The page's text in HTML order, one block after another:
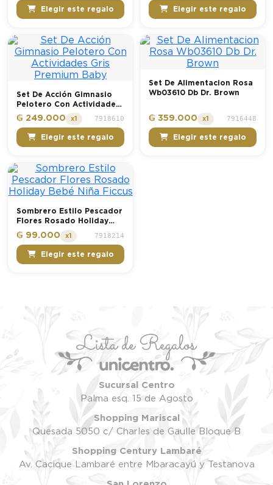
Elegir este regalo Elegir este regalo
Set De Acción Gimnasio
Pelotero Con Actividades
Gris Premium Baby
₲ 249.000 x1 7918610
Elegir este regalo
Set De Alimentacion Rosa
Wb03610 Db Dr. Brown
₲ 359.000 x1 7916448
Elegir este regalo
Sombrero Estilo Pescador
Flores Rosado Holiday
Bebé Niña Ficcus
₲ 99.000 x1 7918214
Elegir este regalo
Sucursal Centro
Palma esq. 15 de Agosto
Shopping Mariscal
Quesada 5050 c/ Charles de Gaulle Bloque B
Shopping Century Lambaré
Av. Cacique Lambaré entre Mbaracayú y Testanova